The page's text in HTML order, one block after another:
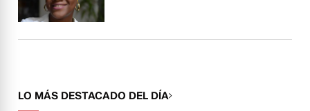
LO MÁS DESTACADO DEL DÍA